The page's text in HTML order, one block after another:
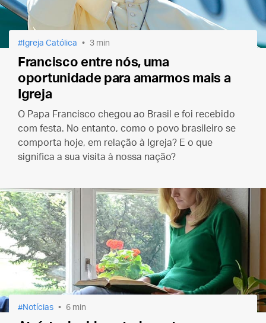
Igreja Católica 3 min
Francisco entre nós, uma
oportunidade para amarmos mais a
Igreja
O Papa Francisco chegou ao Brasil e foi recebido
com festa. No entanto, como o povo brasileiro se
comporta hoje, em relação à Igreja? E o que
significa a sua visita à nossa nação?
Notícias 6 min